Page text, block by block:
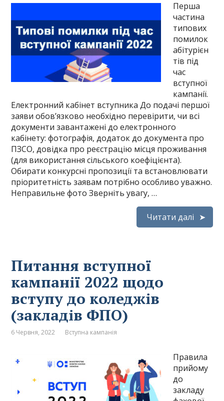
Перша
частина
типових
помилок
абітурієн
тів під
час
вступної
кампанії.
Електронний кабінет вступника До подачі першої
заяви обов’язково необхідно перевірити, чи всі
документи завантажені до електронного
кабінету: фотографія, додаток до документа про
ПЗСО, довідка про реєстрацію місця проживання
(для використання сільського коефіцієнта).
Обирати конкурсні пропозиції та встановлювати
пріоритетність заявам потрібно особливо уважно.
Неправильне фото Зверніть увагу, …
Читати далі
Питання вступної
кампанії 2022 щодо
вступу до коледжів
(закладів ФПО)
6 Червня, 2022 Вступна кампанія
Правила
прийому
до
закладу